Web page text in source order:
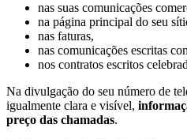
nas suas comunicações
na página principal do seu
nas faturas,
nas comunicações escritas
nos contratos escritos
Na divulgação do seu número de
igualmente clara e visível,
preço das chamadas.